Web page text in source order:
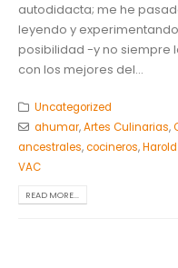
autodidacta; me he
leyendo y
posibilidad -y no siempre
con los mejores del...
Uncategorized
ahumar,Artes Culinarias,
ancestrales,cocineros,
VAC
READ MORE...